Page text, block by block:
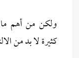
ولكن من أهم
كثيرة لا بد من